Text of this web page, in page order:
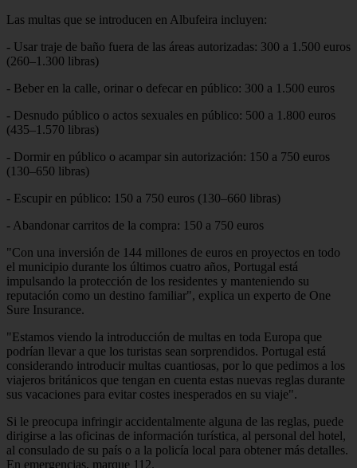
Las multas que se introducen en Albufeira incluyen:
- Usar traje de baño fuera de las áreas autorizadas: 300 a 1.500 euros
(260–1.300 libras)
- Beber en la calle, orinar o defecar en público: 300 a 1.500 euros
- Desnudo público o actos sexuales en público: 500 a 1.800 euros
(435–1.570 libras)
- Dormir en público o acampar sin autorización: 150 a 750 euros
(130–650 libras)
- Escupir en público: 150 a 750 euros (130–660 libras)
- Abandonar carritos de la compra: 150 a 750 euros
"Con una inversión de 144 millones de euros en proyectos en todo
el municipio durante los últimos cuatro años, Portugal está
impulsando la protección de los residentes y manteniendo su
reputación como un destino familiar", explica un experto de One
Sure Insurance.
"Estamos viendo la introducción de multas en toda Europa que
podrían llevar a que los turistas sean sorprendidos. Portugal está
considerando introducir multas cuantiosas, por lo que pedimos a los
viajeros británicos que tengan en cuenta estas nuevas reglas durante
sus vacaciones para evitar costes inesperados en su viaje".
Si le preocupa infringir accidentalmente alguna de las reglas, puede
dirigirse a las oficinas de información turística, al personal del hotel,
al consulado de su país o a la policía local para obtener más detalles.
En emergencias, marque 112.